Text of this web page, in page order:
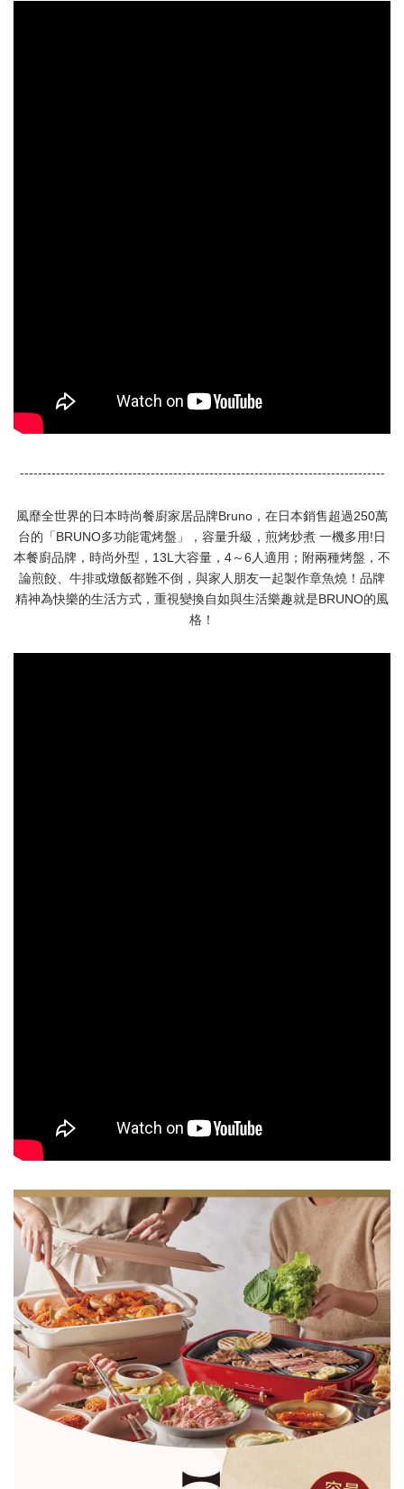
---------------------------------------------------------------------------------
風靡全世界的日本時尚餐廚家居品牌Bruno，在日本銷售超過250萬
台的「BRUNO多功能電烤盤」，容量升級，煎烤炒煮 一機多用!日
本餐廚品牌，時尚外型，13L大容量，4～6人適用；附兩種烤盤，不
論煎餃、牛排或燉飯都難不倒，與家人朋友一起製作章魚燒！品牌
精神為快樂的生活方式，重視變換自如與生活樂趣就是BRUNO的風
格！